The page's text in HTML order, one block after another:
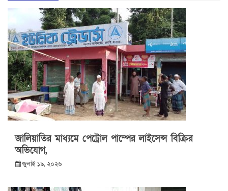
জালিয়াতির মাধ্যমে পেট্রোল পাম্পের লাইসেন্স বিক্রির
অভিযোগ,
জুলাই ১৯, ২০২৬